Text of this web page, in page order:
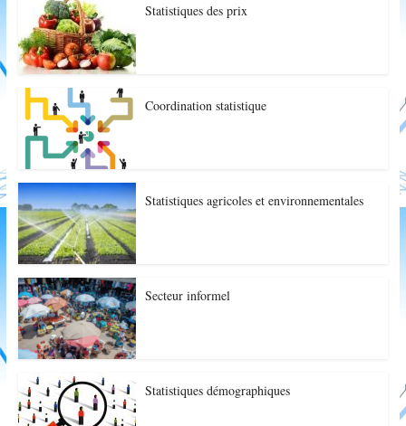
Statistiques des prix
Coordination statistique
Statistiques agricoles et environnementales
Secteur informel
Statistiques démographiques